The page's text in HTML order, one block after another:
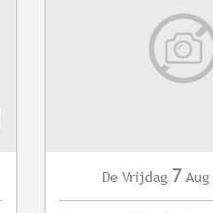
De Vrijdag 7 Aug